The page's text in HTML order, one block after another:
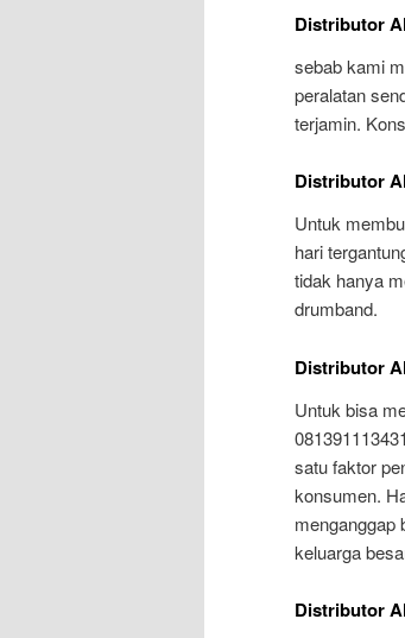
Distributor
sebab kami
peralatan
terjamin.
Distributor
Untuk
hari
tidak hanya
drumband.
Distributor
Untuk bisa
satu faktor
konsumen.
menganggap
keluarga
Distributor